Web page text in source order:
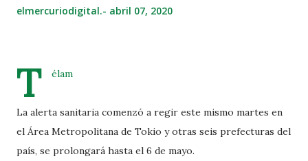
elmercuriodigital.- abril 07, 2020
T élam
La alerta sanitaria comenzó a regir este mismo martes en
el Área Metropolitana de Tokio y otras seis prefecturas del
país, se prolongará hasta el 6 de mayo.